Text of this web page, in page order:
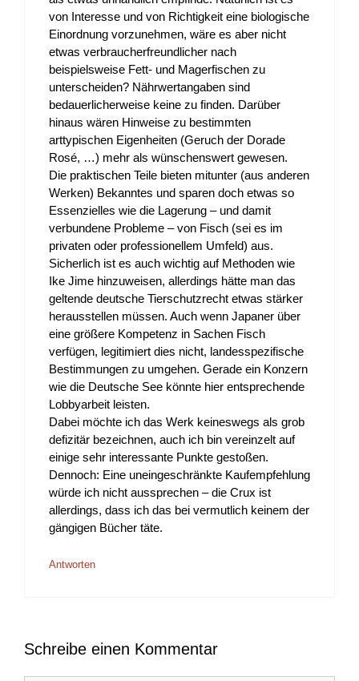
von Interesse und von Richtigkeit eine biologische
Einordnung vorzunehmen, wäre es aber nicht
etwas verbraucherfreundlicher nach
beispielsweise Fett- und Magerfischen zu
unterscheiden? Nährwertangaben sind
bedauerlicherweise keine zu finden. Darüber
hinaus wären Hinweise zu bestimmten
arttypischen Eigenheiten (Geruch der Dorade
Rosé, …) mehr als wünschenswert gewesen.
Die praktischen Teile bieten mitunter (aus anderen
Werken) Bekanntes und sparen doch etwas so
Essenzielles wie die Lagerung – und damit
verbundene Probleme – von Fisch (sei es im
privaten oder professionellem Umfeld) aus.
Sicherlich ist es auch wichtig auf Methoden wie
Ike Jime hinzuweisen, allerdings hätte man das
geltende deutsche Tierschutzrecht etwas stärker
herausstellen müssen. Auch wenn Japaner über
eine größere Kompetenz in Sachen Fisch
verfügen, legitimiert dies nicht, landesspezifische
Bestimmungen zu umgehen. Gerade ein Konzern
wie die Deutsche See könnte hier entsprechende
Lobbyarbeit leisten.
Dabei möchte ich das Werk keineswegs als grob
defizitär bezeichnen, auch ich bin vereinzelt auf
einige sehr interessante Punkte gestoßen.
Dennoch: Eine uneingeschränkte Kaufempfehlung
würde ich nicht aussprechen – die Crux ist
allerdings, dass ich das bei vermutlich keinem der
gängigen Bücher täte.
Antworten
Schreibe einen Kommentar